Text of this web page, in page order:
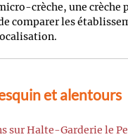
crèche, une
comparer les
et alentours
sur Halte-Garderie le